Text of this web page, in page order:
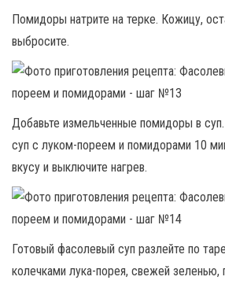
Помидоры натрите на терке. Кожицу,
выбросите.
Добавьте измельченные помидоры в
суп с луком-пореем и помидорами 10
вкусу и выключите нагрев.
Готовый фасолевый суп разлейте по
колечками лука-порея, свежей зеленью,